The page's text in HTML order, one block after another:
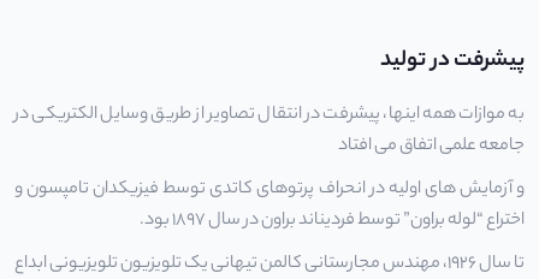
پیشرفت در تولید
به موازات همه اینها، پیشرفت در انتقال تصاویر از طریق وسایل الکتریکی در
جامعه علمی اتفاق می افتاد
و آزمایش های اولیه در انحراف پرتوهای کاتدی توسط فیزیکدان تامپسون و
اختراع “لوله براون” توسط فردیناند براون در سال 1897 بود.
تا سال 1926، مهندس مجارستانی کالمن تیهانی یک تلویزیون تلویزیونی ابداع